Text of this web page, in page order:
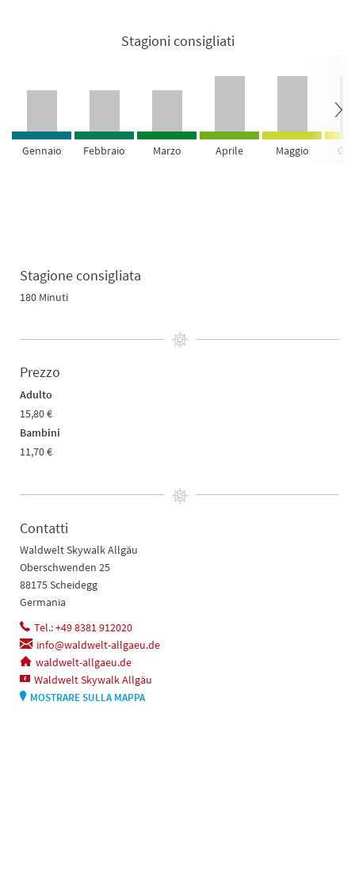
Stagioni consigliati
Gennaio Febbraio Marzo Aprile Maggio
Stagione consigliata
180 Minuti
Prezzo
Adulto
15,80 €
Bambini
11,70 €
Contatti
Waldwelt Skywalk Allgäu
Oberschwenden 25
88175 Scheidegg
Germania
Tel.: +49 8381 912020
info@waldwelt-allgaeu.de
waldwelt-allgaeu.de
Waldwelt Skywalk Allgäu
MOSTRARE SULLA MAPPA